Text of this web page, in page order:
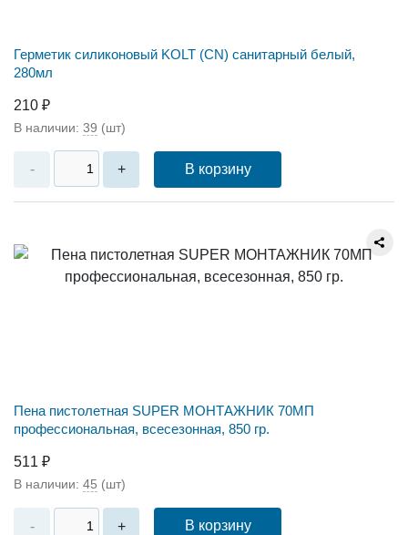
Герметик силиконовый KOLT (CN) санитарный белый,
280мл
210 ₽
В наличии: 39 (шт)
- + В корзину
Пена пистолетная SUPER МОНТАЖНИК 70МП
профессиональная, всесезонная, 850 гр.
511 ₽
В наличии: 45 (шт)
- + В корзину